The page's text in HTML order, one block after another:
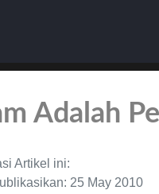
Adalah
Artikel ini:
25 May 2010